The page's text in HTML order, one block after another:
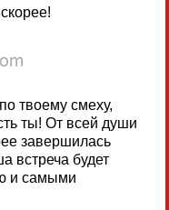
твоему смеху,
ты! От всей души
завершилась
встреча будет
и самыми